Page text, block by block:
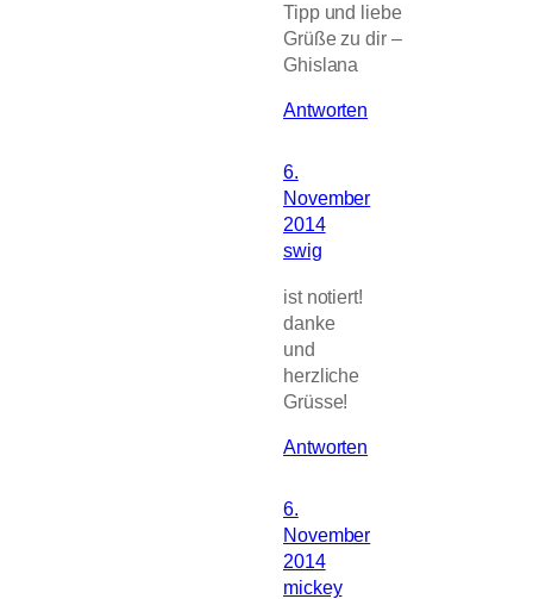
Tipp und liebe
Grüße zu dir –
Ghislana
Antworten
6.
November
2014
swig
ist notiert!
danke
und
herzliche
Grüsse!
Antworten
6.
November
2014
mickey